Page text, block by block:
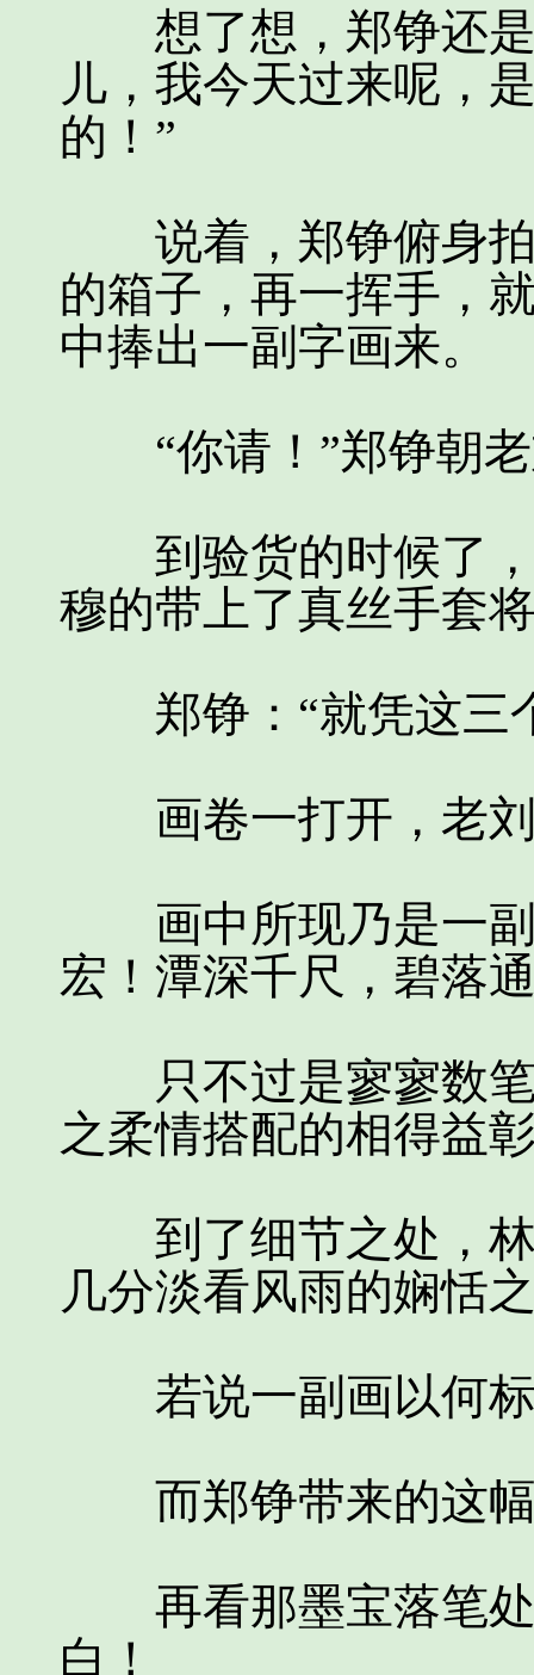
想了想，郑铮还是
儿，我今天过来呢，
的！”
说着，郑铮俯身拍
的箱子，再一挥手，
中捧出一副字画来。
“你请！”郑铮朝老
到验货的时候了，
穆的带上了真丝手套
郑铮：“就凭这三
画卷一打开，老刘
画中所现乃是一副
宏！潭深千尺，碧落
只不过是寥寥数笔
之柔情搭配的相得益
到了细节之处，林
几分淡看风雨的娴恬
若说一副画以何标
而郑铮带来的这幅
再看那墨宝落笔处
白！